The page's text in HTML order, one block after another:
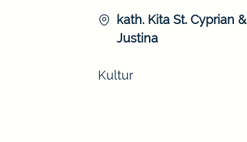
kath. Kita St. Cyprian &
Justina
Kultur